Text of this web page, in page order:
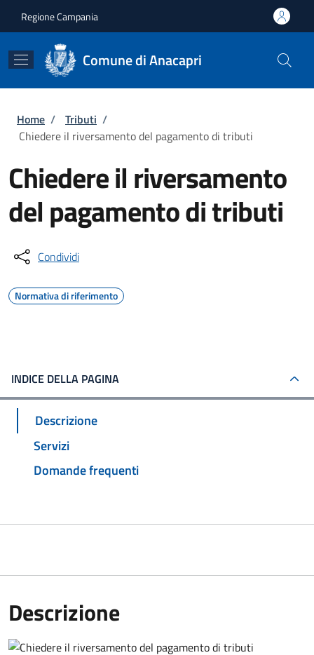
Regione Campania
Comune di Anacapri
Briciole di pane
Home / Tributi /
Chiedere il riversamento del pagamento di tributi
Chiedere il riversamento
del pagamento di tributi
Condividi
Normativa di riferimento
INDICE DELLA PAGINA
Descrizione
Servizi
Domande frequenti
Descrizione